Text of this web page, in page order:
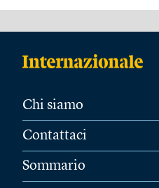
Chi siamo
Contattaci
Sommario